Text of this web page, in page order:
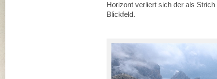
Horizont verliert sich der als
Blickfeld.